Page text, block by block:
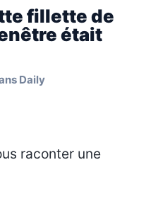
fillette de
était
Daily
raconter une